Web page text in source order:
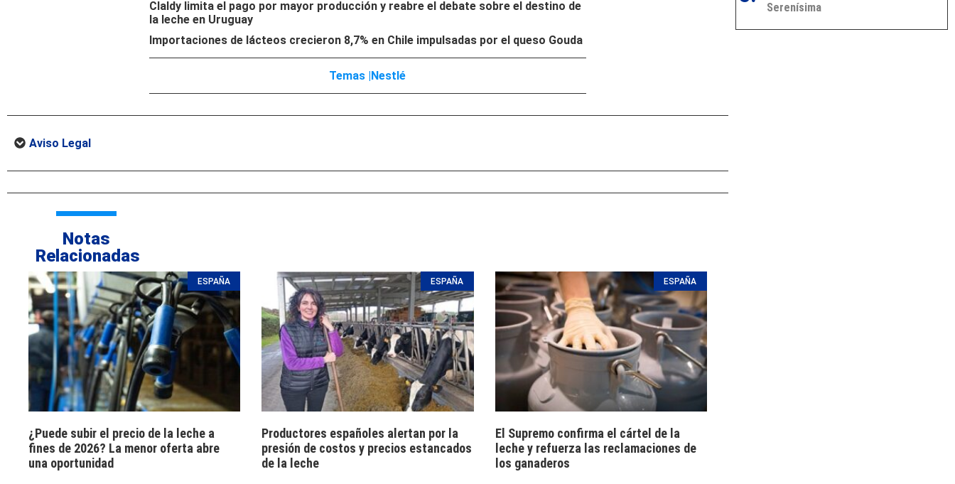
Claldy limita el pago por mayor producción y reabre el debate sobre el destino de
la leche en Uruguay
Importaciones de lácteos crecieron 8,7% en Chile impulsadas por el queso Gouda
Temas | Nestlé
Aviso Legal
Notas
Relacionadas
ESPAÑA
¿Puede subir el precio de la leche a
fines de 2026? La menor oferta abre
una oportunidad
ESPAÑA
Productores españoles alertan por la
presión de costos y precios estancados
de la leche
ESPAÑA
El Supremo confirma el cártel de la
leche y refuerza las reclamaciones de
los ganaderos
Serenísima